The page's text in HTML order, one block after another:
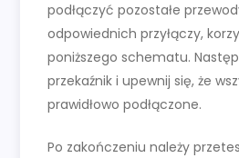
podłączyć pozostałe
odpowiednich przyłączy,
poniższego schematu.
przekaźnik i upewnij się, że
prawidłowo podłączone.
Po zakończeniu należy